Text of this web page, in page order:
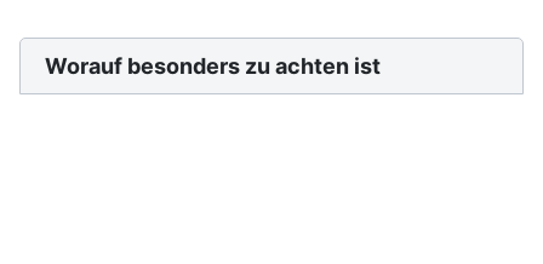
Worauf besonders zu achten ist